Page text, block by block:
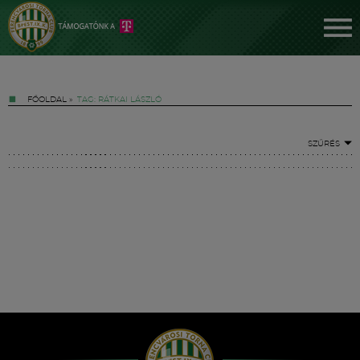
FŐOLDAL » TAG: RÁTKAI LÁSZLÓ
SZŰRÉS
Hírek